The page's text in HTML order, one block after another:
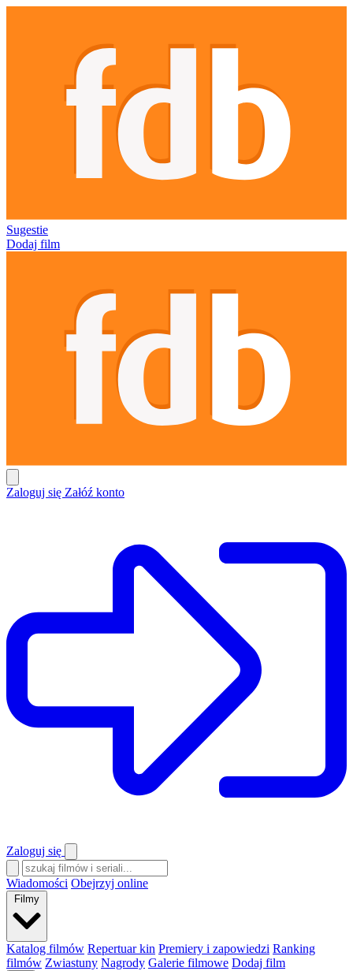
Sugestie
Dodaj film
Zaloguj się Załóź konto
Zaloguj się
Wiadomości Obejrzyj online
Filmy
Katalog filmów Repertuar kin Premiery i zapowiedzi Ranking
filmów Zwiastuny Nagrody Galerie filmowe Dodaj film